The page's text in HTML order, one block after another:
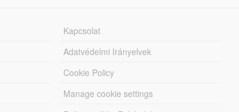
Kapcsolat
Adatvédelmi Irányelvek
Cookie Policy
Manage cookie settings